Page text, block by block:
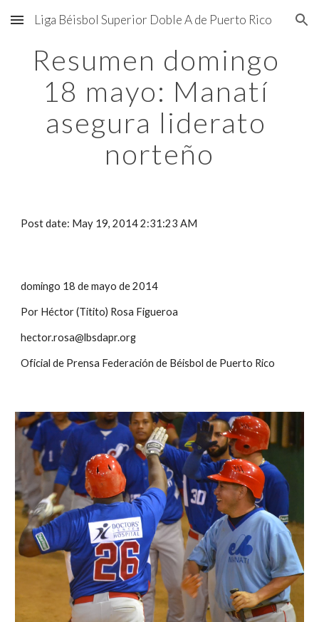
Skip to main content Skip to navigation
Liga Béisbol Superior Doble A de Puerto Rico
Resumen domingo
18 mayo: Manatí
asegura liderato
norteño
Post date: May 19, 2014 2:31:23 AM
domingo 18 de mayo de 2014
Por Héctor (Titito) Rosa Figueroa
hector.rosa@lbsdapr.org
Oficial de Prensa Federación de Béisbol de Puerto Rico